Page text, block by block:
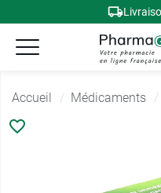
Accueil Médicaments